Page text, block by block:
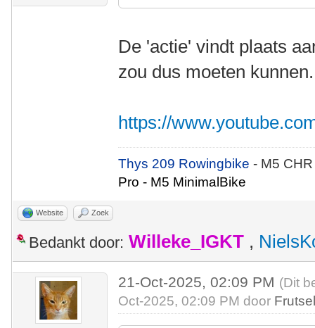
De 'actie' vindt plaats
zou dus moeten
https://
Thys 209 Rowingbike- M5
Pro - M5 MinimalBike
Website Zoek
Bedankt door: Willeke_IGKT ,
21-Oct-2025, 02:09 PM (Dit
Oct-2025, 02:09 PM door